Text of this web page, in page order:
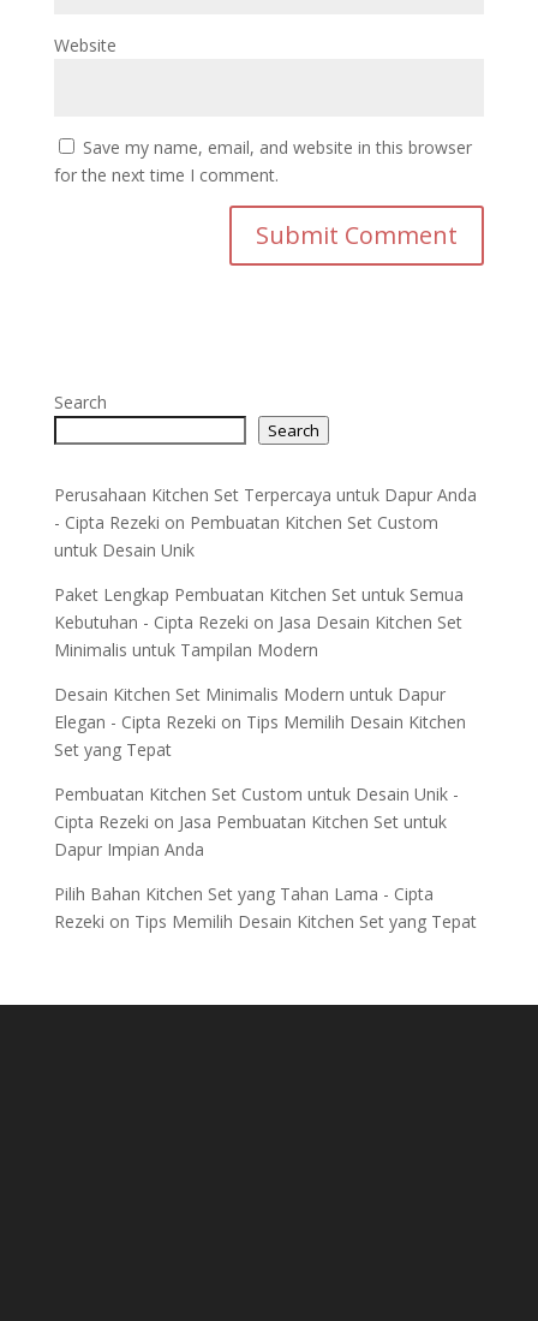
Website
Save my name, email, and website in this browser
for the next time I comment.
Search
Search
Perusahaan Kitchen Set Terpercaya untuk Dapur Anda
- Cipta Rezeki on Pembuatan Kitchen Set Custom
untuk Desain Unik
Paket Lengkap Pembuatan Kitchen Set untuk Semua
Kebutuhan - Cipta Rezeki on Jasa Desain Kitchen Set
Minimalis untuk Tampilan Modern
Desain Kitchen Set Minimalis Modern untuk Dapur
Elegan - Cipta Rezeki on Tips Memilih Desain Kitchen
Set yang Tepat
Pembuatan Kitchen Set Custom untuk Desain Unik -
Cipta Rezeki on Jasa Pembuatan Kitchen Set untuk
Dapur Impian Anda
Pilih Bahan Kitchen Set yang Tahan Lama - Cipta
Rezeki on Tips Memilih Desain Kitchen Set yang Tepat